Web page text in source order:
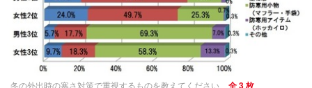
冬の外出時の寒さ対策で重視するものを教えてください 全 3 枚